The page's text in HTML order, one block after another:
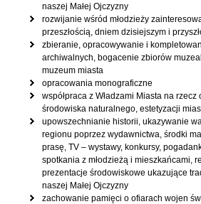
naszej Małej Ojczyzny
rozwijanie wśród młodzieży
przeszłością, dniem dzisiejszym i
zbieranie, opracowywanie i
archiwalnych, bogacenie zbiorów
muzeum miasta
opracowania monograficzne
współpraca z Władzami Miasta na rzecz
środowiska naturalnego, estetyzacji
upowszechnianie historii, ukazywanie
regionu poprzez wydawnictwa, środki
prasę, TV – wystawy, konkursy,
spotkania z młodzieżą i mieszkańcami,
prezentacje środowiskowe ukazujące
naszej Małej Ojczyzny
zachowanie pamięci o ofiarach wojen